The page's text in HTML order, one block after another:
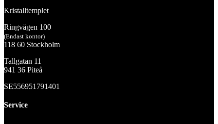
Kristalltemplet
Ringvägen 100
(Endast kontor)
118 60 Stockholm
Tallgatan 11
941 36 Piteå
SE556951791401
Service